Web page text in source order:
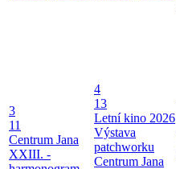
3
11
Centrum Jana
XXIII. -
4
13
Letní kino 2026
Výstava
patchworku
Centrum Jana